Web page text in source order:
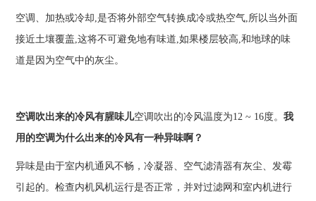
空调、加热或冷却,是否将外部空气转换成冷或热空气,所以当外面
接近土壤覆盖,这将不可避免地有味道,如果楼层较高,和地球的味
道是因为空气中的灰尘。
空调吹出来的冷风有腥味儿空调吹出的冷风温度为12 ~ 16度。我
用的空调为什么出来的冷风有一种异味啊？
异味是由于室内机通风不畅，冷凝器、空气滤清器有灰尘、发霉
引起的。检查内机风机运行是否正常，并对过滤网和室内机进行